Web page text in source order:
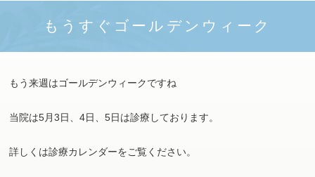
もうすぐゴールデンウィーク
もう来週はゴールデンウィークですね
当院は5月3日、4日、5日は診療しております。
詳しくは診療カレンダーをご覧ください。